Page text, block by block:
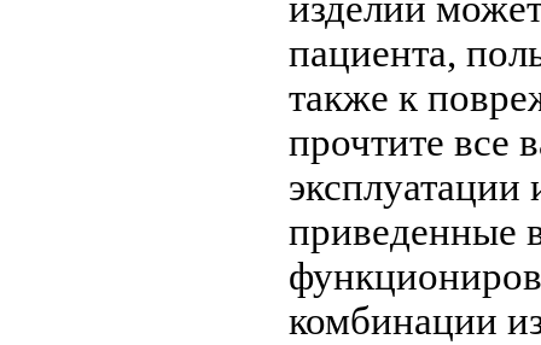
изделий
пациента,
также к
прочтите все
эксплуатации
приведенные
комбинации